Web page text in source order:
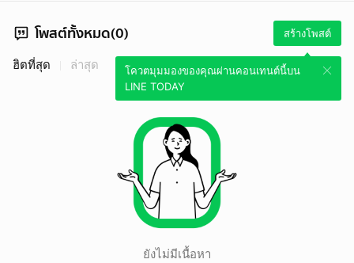
โพสต์ทั้งหมด(0) สร้างโพสต์
โควตมุมมองของคุณผ่านคอนเทนต์นี้บน
LINE TODAY
ฮิตที่สุด ล่าสุด
ยังไม่มีเนื้อหา